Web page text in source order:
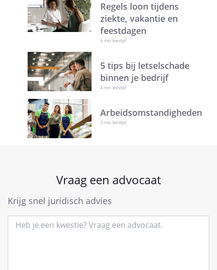
Regels loon tijdens
ziekte, vakantie en
feestdagen
6 min leestijd
5 tips bij letselschade
binnen je bedrijf
4 min leestijd
Arbeidsomstandigheden
3 min leestijd
Vraag een advocaat
Krijg snel juridisch advies